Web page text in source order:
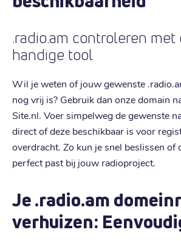
.radio.am controleren met
handige tool
Wil je weten of jouw gewenste
nog vrij is? Gebruik dan onze domain
Site.nl. Voer simpelweg de gewenste
direct of deze beschikbaar is voor
overdracht. Zo kun je snel beslissen of
perfect past bij jouw radioproject.
Je .radio.am
verhuizen: